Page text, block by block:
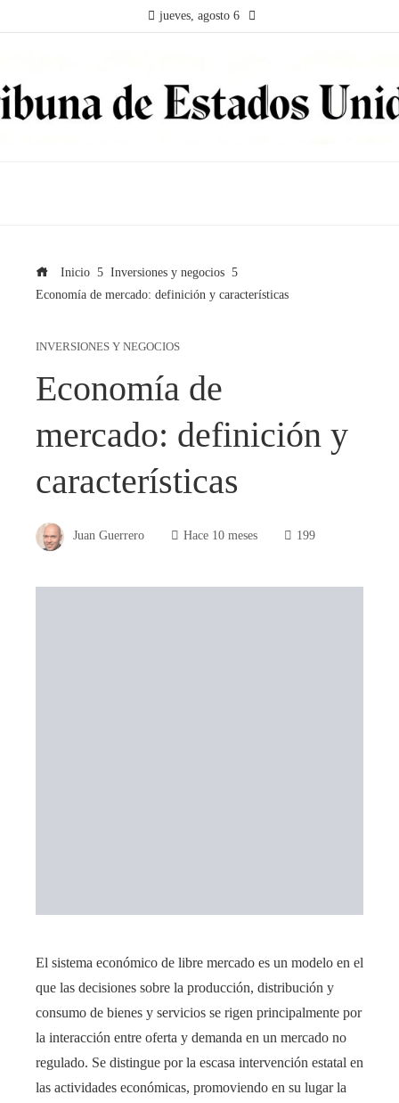
jueves, agosto 6
Inicio
Inversiones y negocios
Economía de mercado: definición y características
INVERSIONES Y NEGOCIOS
Economía de
mercado: definición y
características
Juan Guerrero Hace 10 meses 199
El sistema económico de libre mercado es un modelo en el
que las decisiones sobre la producción, distribución y
consumo de bienes y servicios se rigen principalmente por
la interacción entre oferta y demanda en un mercado no
regulado. Se distingue por la escasa intervención estatal en
las actividades económicas, promoviendo en su lugar la